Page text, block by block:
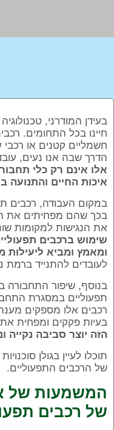
בעידן המודרני,
חיינו בכל התחומים.
חשמליים קטנים או
הדרך שבה אנו נעים,
אלו אינם רק כלי
איכות החיים והתנועה
במקום העבודה, רכבים
בכך שהם מפחיתים את
את הנגישות למקומות
שימוש ברכבים
ומאמץ ומביא ליעילות
לעובדים להתנייד ברמת
בנוסף, שיפור התחבורה
תפעוליים במסגרת
רכבים אלו מספקים
בעיות פקקים ומפחית את
הזה יוצר סביבה נקייה
תוכלו לעיין בגולן
של הרכבים התפעוליים.
המשמעות של
של רכבים